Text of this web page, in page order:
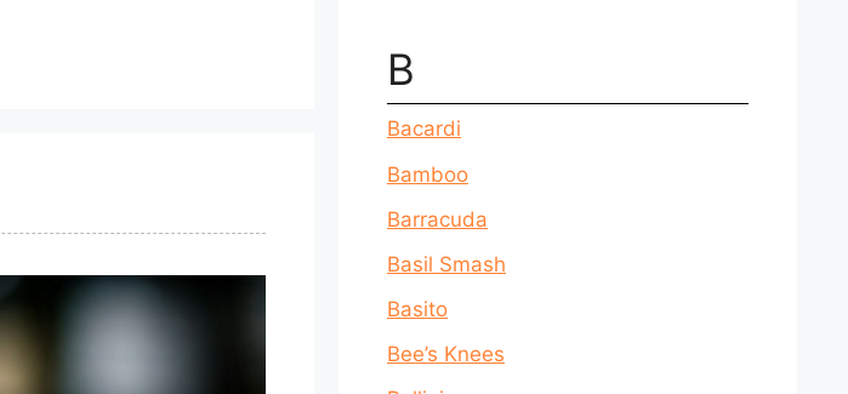
B
Bacardi
Bamboo
Barracuda
Basil Smash
Basito
Bee’s Knees